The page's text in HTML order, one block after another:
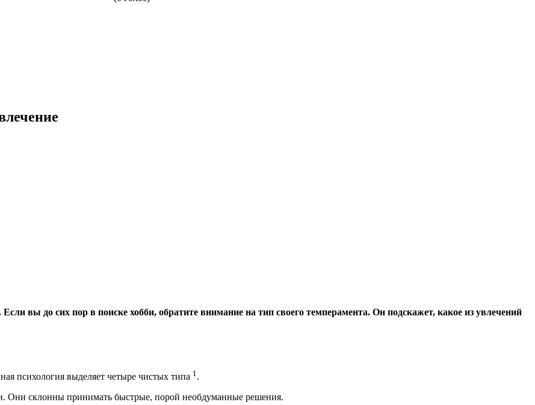
вы до сих пор в поиске хобби, обратите внимание на тип своего темперамента. Он подскажет, какое из увлечений
психология выделяет четыре чистых типа 1 .
Они склонны принимать быстрые, порой необдуманные решения.